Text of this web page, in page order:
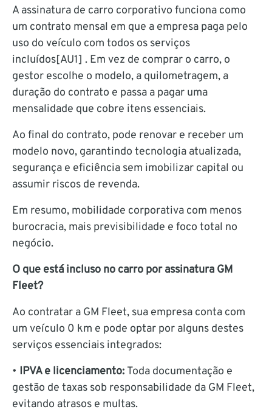
A assinatura de carro corporativo funciona como
um contrato mensal em que a empresa paga pelo
uso do veículo com todos os serviços
incluídos[AU1] . Em vez de comprar o carro, o
gestor escolhe o modelo, a quilometragem, a
duração do contrato e passa a pagar uma
mensalidade que cobre itens essenciais.
Ao final do contrato, pode renovar e receber um
modelo novo, garantindo tecnologia atualizada,
segurança e eficiência sem imobilizar capital ou
assumir riscos de revenda.
Em resumo, mobilidade corporativa com menos
burocracia, mais previsibilidade e foco total no
negócio.
O que está incluso no carro por assinatura GM
Fleet?
Ao contratar a GM Fleet, sua empresa conta com
um veículo 0 km e pode optar por alguns destes
serviços essenciais integrados:
• IPVA e licenciamento: Toda documentação e
gestão de taxas sob responsabilidade da GM Fleet,
evitando atrasos e multas.